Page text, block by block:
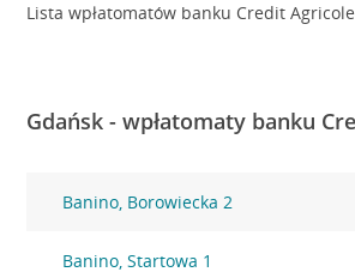
Lista wpłatomatów banku Credit Agricole
Gdańsk - wpłatomaty banku
Banino, Borowiecka 2
Banino, Startowa 1